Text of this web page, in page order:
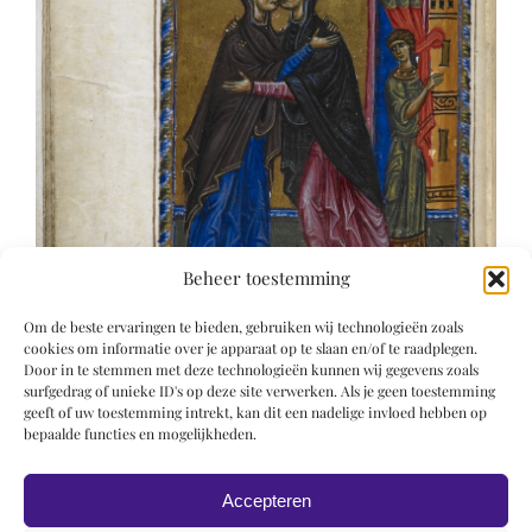
Beheer toestemming
Om de beste ervaringen te bieden, gebruiken wij technologieën zoals
cookies om informatie over je apparaat op te slaan en/of te raadplegen.
Door in te stemmen met deze technologieën kunnen wij gegevens zoals
surfgedrag of unieke ID's op deze site verwerken. Als je geen toestemming
geeft of uw toestemming intrekt, kan dit een nadelige invloed hebben op
bepaalde functies en mogelijkheden.
Accepteren